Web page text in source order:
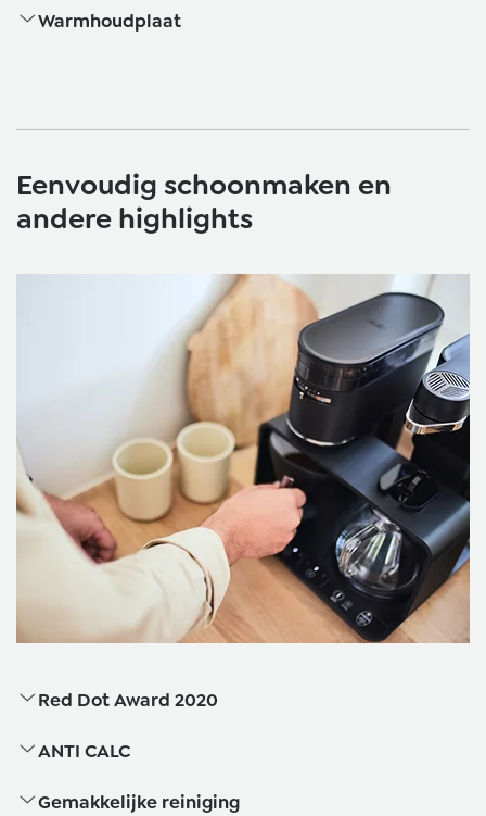
Warmhoudplaat
Eenvoudig schoonmaken en
andere highlights
Red Dot Award 2020
ANTI CALC
Gemakkelijke reiniging